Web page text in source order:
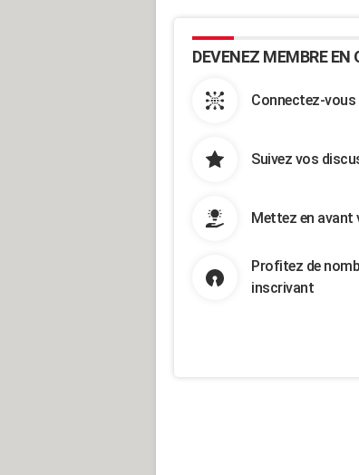
DEVENEZ MEMBRE EN
Connectez-
Suivez vos
Mettez en avant
Profitez de
inscrivant